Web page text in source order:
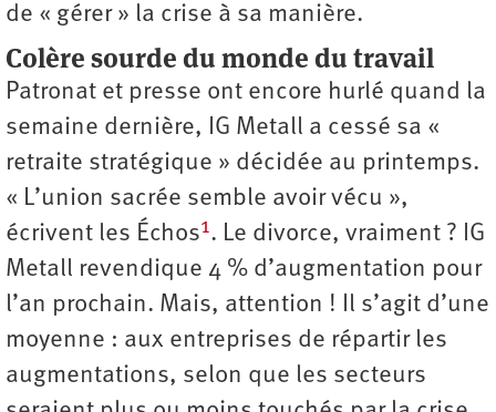
de « gérer » la crise à sa manière.
Colère sourde du monde du travail
Patronat et presse ont encore hurlé quand la
semaine dernière, IG Metall a cessé sa «
retraite stratégique » décidée au printemps.
« L’union sacrée semble avoir vécu »,
écrivent les Échos1. Le divorce, vraiment ? IG
Metall revendique 4 % d’augmentation pour
l’an prochain. Mais, attention ! Il s’agit d’une
moyenne : aux entreprises de répartir les
augmentations, selon que les secteurs